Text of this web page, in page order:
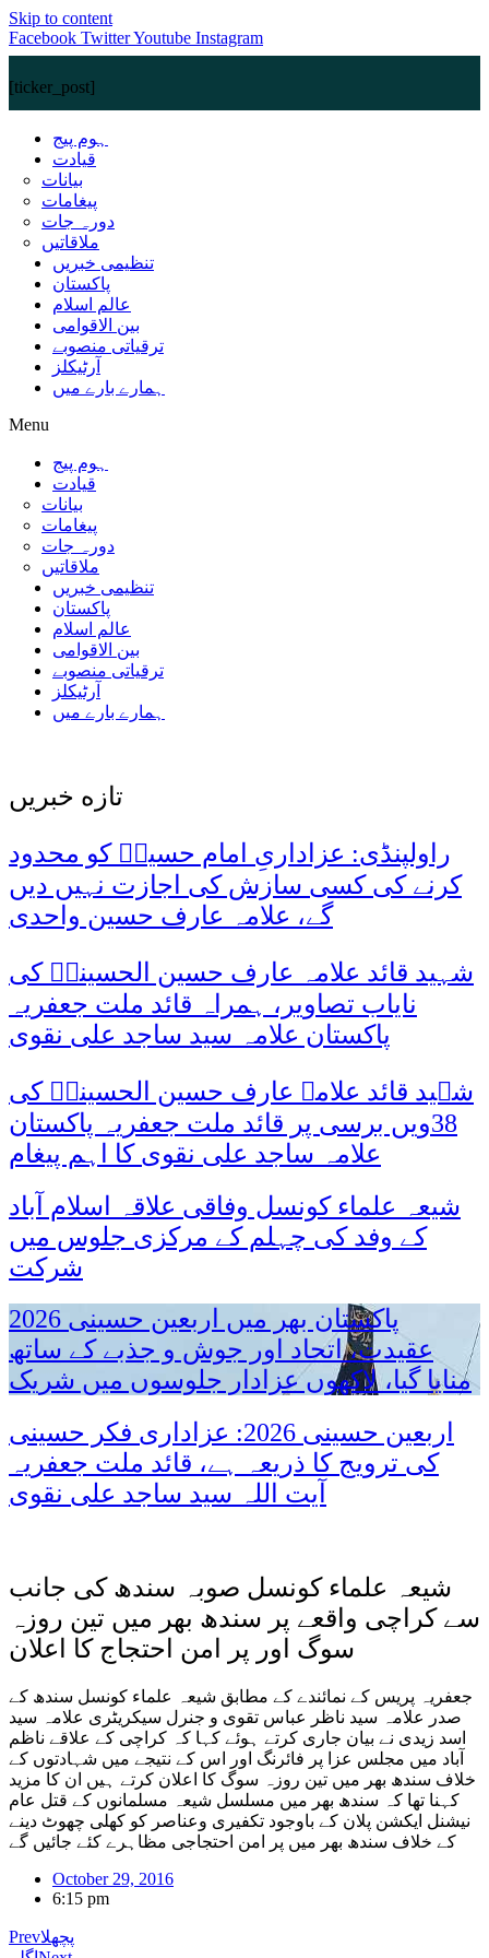
Skip to content
Facebook TwitterYoutube Instagram
[ticker_post]
ہوم پیج
قیادت
بیانات
پیغامات
دورہ جات
ملاقاتیں
تنظیمی خبریں
پاکستان
عالم اسلام
بین الاقوامی
ترقیاتی منصوبے
آرٹیکلز
ہمارے بارے میں
Menu
ہوم پیج
قیادت
بیانات
پیغامات
دورہ جات
ملاقاتیں
تنظیمی خبریں
پاکستان
عالم اسلام
بین الاقوامی
ترقیاتی منصوبے
آرٹیکلز
ہمارے بارے میں
تازه خبریں
راولپنڈی: عزاداریِ امام حسینؑ کو محدود
کرنے کی کسی سازش کی اجازت نہیں دیں
گے، علامہ عارف حسین واحدی
شہید قائد علامہ عارف حسین الحسینیؒ کی
نایاب تصاویر، ہمراہ قائد ملت جعفریہ
پاکستان علامہ سید ساجد علی نقوی
شہید قائد علامہ عارف حسین الحسینیؒ کی
38ویں برسی پر قائد ملت جعفریہ پاکستان
علامہ ساجد علی نقوی کا اہم پیغام
شیعہ علماء کونسل وفاقی علاقہ اسلام آباد
کے وفد کی چہلم کے مرکزی جلوس میں
شرکت
پاکستان بھر میں اربعین حسینی 2026
عقیدت، اتحاد اور جوش و جذبے کے ساتھ
منایا گیا، لاکھوں عزادار جلوسوں میں شریک
اربعین حسینی 2026: عزاداری فکر حسینی
کی ترویج کا ذریعہ ہے، قائد ملت جعفریہ
آیت اللہ سید ساجد علی نقوی
شیعہ علماء کونسل صوبہ سندھ کی جانب
سے کراچی واقعے پر سندھ بھر میں تین روزہ
سوگ اور پر امن احتجاج کا اعلان
جعفریہ پریس کے نمائندے کے مطابق شیعہ علماء کونسل سندھ کے
صدر علامہ سید ناظر عباس تقوی و جنرل سیکریٹری علامہ سید
اسد زیدی نے بیان جاری کرتے ہوئے کہا کہ کراچی کے علاقے ناظم
آباد میں مجلس عزا پر فائرنگ اور اس کے نتیجے میں شہادتوں کے
خلاف سندھ بھر میں تین روزہ سوگ کا اعلان کرتے ہیں ان کا مزید
کہنا تھا کہ سندھ بھر میں مسلسل شیعہ مسلمانوں کے قتل عام
نیشنل ایکشن پلان کے باوجود تکفیری وعناصر کو کھلی چھوٹ دینے
کے خلاف سندھ بھر میں پر امن احتجاجی مظاہرے کئے جائیں گے
October 29, 2016
6:15 pm
Prevپچھلا